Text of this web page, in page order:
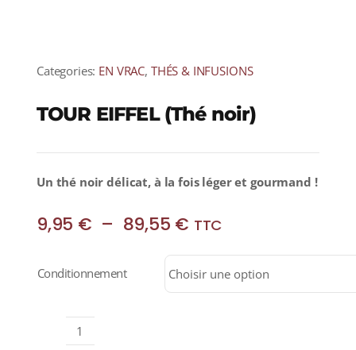
Categories: EN VRAC, THÉS & INFUSIONS
TOUR EIFFEL (Thé noir)
Un thé noir délicat, à la fois léger et gourmand !
9,95 € – 89,55 € Plage
prix :
9,95 €
TTC
Conditionnement
quantité